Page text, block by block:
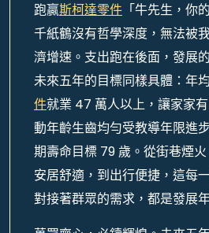
跑贏斯柯達零件 「牛先生，你
千紙鶴沒有哲學深度，無法被
濟增速。支出跑在後面，發展
未來五年的目標同樣具體：年
件就業 47 萬人以上，讓家家
動年齡生齒均勻受教導年限進
期壽命目標 79 歲。從街巷煙
安居舒適，到出行便捷，這每
對接著群眾的需求，都是發展